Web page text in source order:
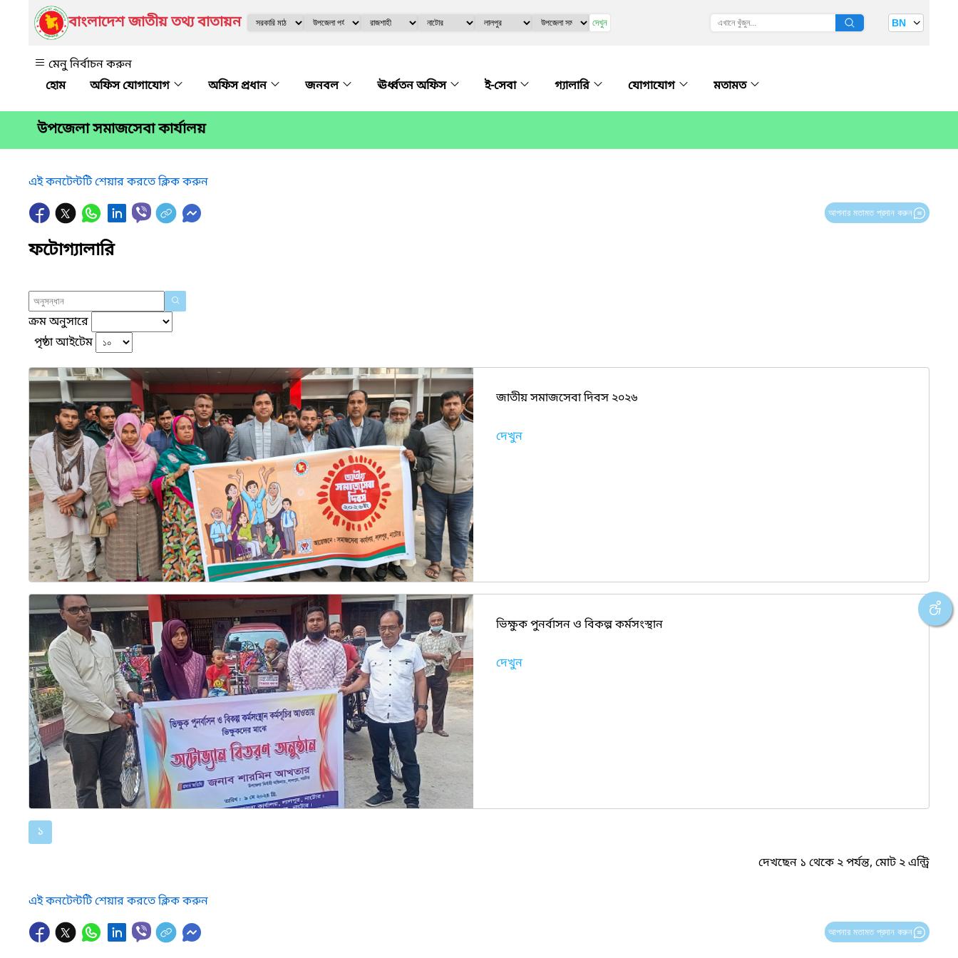
বাংলাদেশ জাতীয় তথ্য বাতায়ন দেখুন BN
মেনু নির্বাচন করুন
অফিস যোগাযোগ
অফিস প্রধান জনবল ঊর্ধ্বতন অফিস ই-সেবা গ্যালারি যোগাযোগ মতামত
উপজেলা সমাজসেবা কার্যালয়
এই কনটেন্টটি শেয়ার করতে ক্লিক করুন
আপনার মতামত প্রদান করুন
ফটোগ্যালারি
ক্রম অনুসারে
পৃষ্ঠা আইটেম
জাতীয় সমাজসেবা দিবস ২০২৬
দেখুন
ভিক্ষুক পুনর্বাসন ও বিকল্প কর্মসংস্থান
দেখুন
১
দেখছেন ১ থেকে ২ পর্যন্ত, মোট ২ এন্ট্রি
এই কনটেন্টটি শেয়ার করতে ক্লিক করুন
আপনার মতামত প্রদান করুন